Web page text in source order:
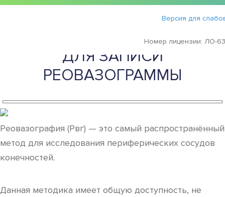
Версия для
Номер лицензии: ЛО-
Статьи ›
ЭЛЕКТРОДЫ ПРИМЕНЯЕМЫЕ
ДЛЯ ЗАПИСИ
РЕОВАЗОГРАММЫ
Реовазография (Рвг) — это самый распространённый
метод для исследования периферических сосудов
конечностей.
Данная методика имеет общую доступность, не